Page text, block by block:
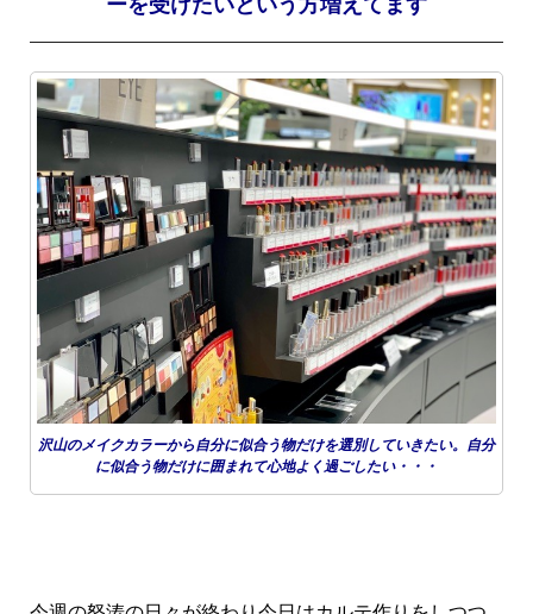
ーを受けたいという方増えてます
沢山のメイクカラーから自分に似合う物だけを選別していきたい。自分
に似合う物だけに囲まれて心地よく過ごしたい・・・